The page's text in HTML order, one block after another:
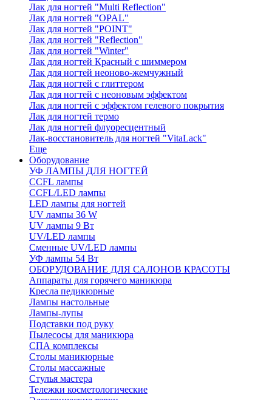
Лак для ногтей "Multi Reflection"
Лак для ногтей "OPAL"
Лак для ногтей "POINT"
Лак для ногтей "Reflection"
Лак для ногтей "Winter"
Лак для ногтей Красный с шиммером
Лак для ногтей неоново-жемчужный
Лак для ногтей с глиттером
Лак для ногтей с неоновым эффектом
Лак для ногтей с эффектом гелевого покрытия
Лак для ногтей термо
Лак для ногтей флуоресцентный
Лак-восстановитель для ногтей "VitaLack"
Еще
Оборудование
УФ ЛАМПЫ ДЛЯ НОГТЕЙ
CCFL лампы
CCFL/LED лампы
LED лампы для ногтей
UV лампы 36 W
UV лампы 9 Вт
UV/LED лампы
Сменные UV/LED лампы
УФ лампы 54 Вт
ОБОРУДОВАНИЕ ДЛЯ САЛОНОВ КРАСОТЫ
Аппараты для горячего маникюра
Кресла педикюрные
Лампы настольные
Лампы-лупы
Подставки под руку
Пылесосы для маникюра
СПА комплексы
Столы маникюрные
Столы массажные
Стулья мастера
Тележки косметологические